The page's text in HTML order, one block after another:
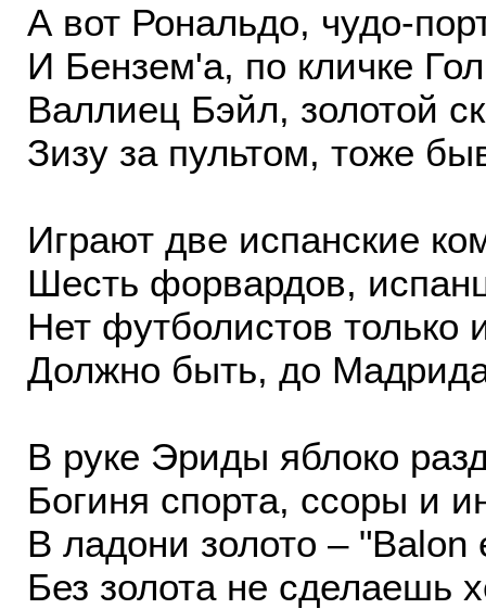
А вот Рональдо, чудо-
И Бензем'а, по кличке
Валлиец Бэйл, золотой
Зизу за пультом, тоже
Играют две испанские
Шесть форвардов,
Нет футболистов только
Должно быть, до
В руке Эриды яблоко
Богиня спорта, ссоры и
В ладони золото – "Balon
Без золота не сделаешь